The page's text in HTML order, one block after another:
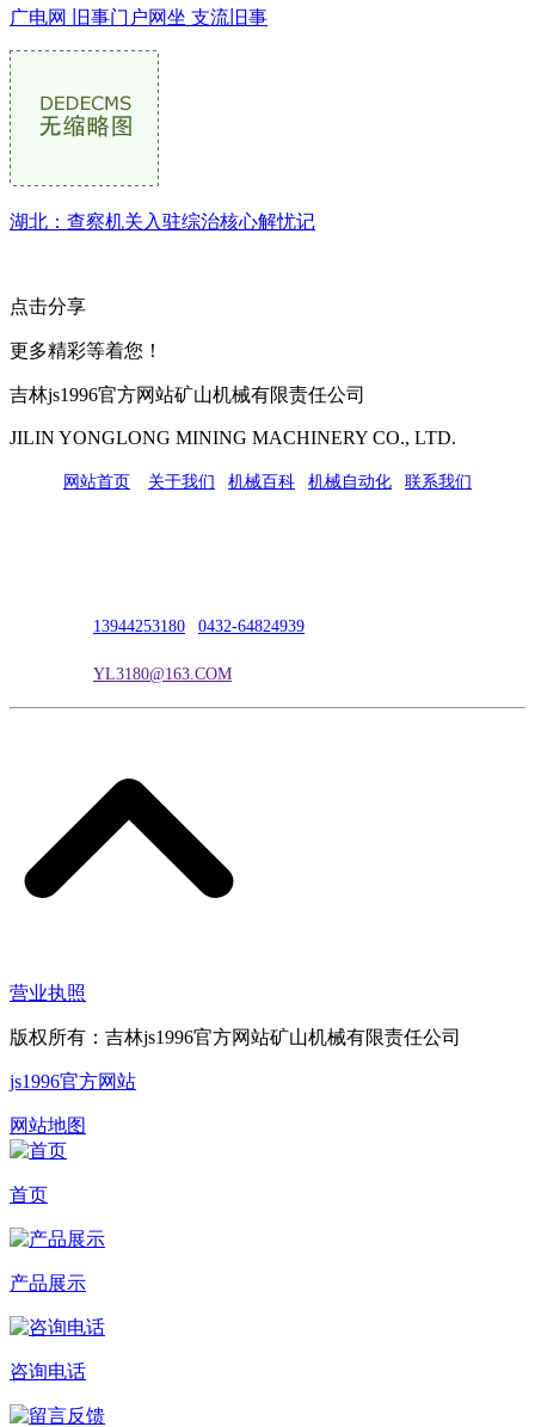
广电网 旧事门户网坐 支流旧事
湖北：查察机关入驻综治核心解忧记
点击分享
更多精彩等着您！
吉林js1996官方网站矿山机械有限责任公司
JILIN YONGLONG MINING MACHINERY CO., LTD.
网站首页 关于我们 机械百科 机械自动化 联系我们
13944253180 0432-64824939
YL3180@163.COM
营业执照
版权所有：吉林js1996官方网站矿山机械有限责任公司
js1996官方网站
网站地图
首页
产品展示
咨询电话